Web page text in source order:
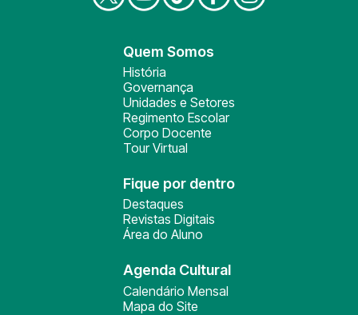
Quem Somos
História
Governança
Unidades e Setores
Regimento Escolar
Corpo Docente
Tour Virtual
Fique por dentro
Destaques
Revistas Digitais
Área do Aluno
Agenda Cultural
Calendário Mensal
Mapa do Site